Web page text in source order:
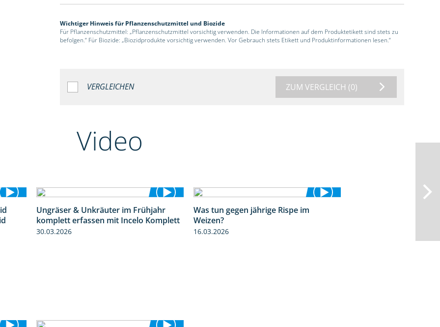
Wichtiger Hinweis für Pflanzenschutzmittel und Biozide
Für Pflanzenschutzmittel: „Pflanzenschutzmittel vorsichtig verwenden. Die Informationen auf dem Produktetikett sind stets zu
befolgen.“ Für Biozide: „Biozidprodukte vorsichtig verwenden. Vor Gebrauch stets Etikett und Produktinformationen lesen.“
VERGLEICHEN ZUM VERGLEICH (0)
Video
1:32 3:10
Ungräser & Unkräuter im Frühjahr
komplett erfassen mit Incelo Komplett
30.03.2026
Was tun gegen jährige Rispe im
Weizen?
16.03.2026